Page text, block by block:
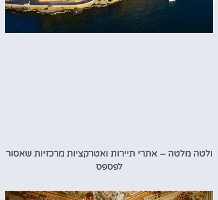
ולטה מלטה – אתרי תיירות ואטרקציות מרכזיות שאסור
לפספס